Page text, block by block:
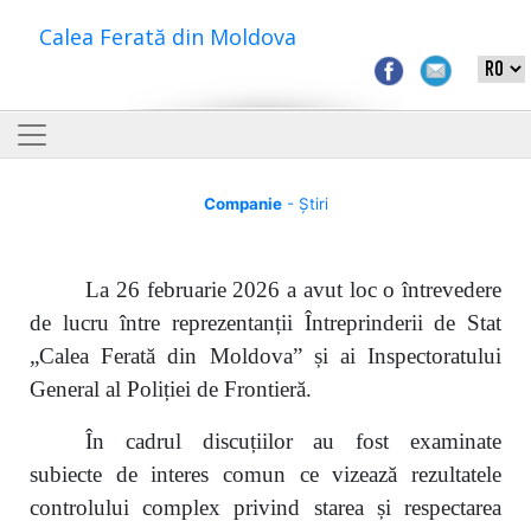
Calea Ferată din Moldova
Companie- Știri
La 26 februarie 2026 a avut loc o întrevedere
de lucru între reprezentanții Întreprinderii de Stat
„Calea Ferată din Moldova” și ai Inspectoratului
General al Poliției de Frontieră.
În cadrul discuțiilor au fost examinate
subiecte de interes comun ce vizează rezultatele
controlului complex privind starea și respectarea